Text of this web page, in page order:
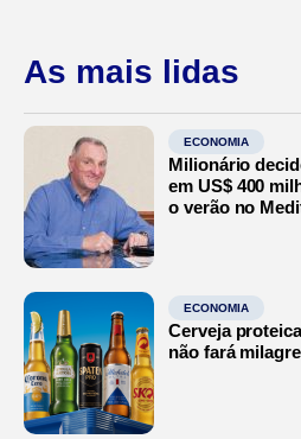
As mais lidas
ECONOMIA
Milionário
em US$ 400
o verão no
ECONOMIA
Cerveja
não fará